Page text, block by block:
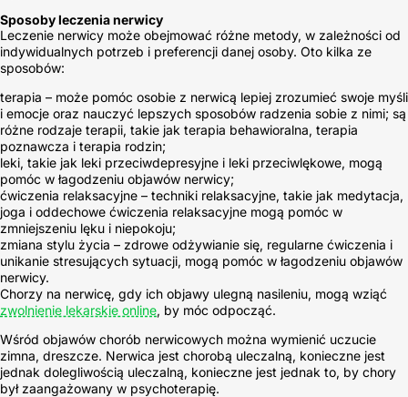
Sposoby leczenia nerwicy
Leczenie nerwicy może obejmować różne metody, w zależności od
indywidualnych potrzeb i preferencji danej osoby. Oto kilka ze
sposobów:
terapia – może pomóc osobie z nerwicą lepiej zrozumieć swoje myśli
i emocje oraz nauczyć lepszych sposobów radzenia sobie z nimi; są
różne rodzaje terapii, takie jak terapia behawioralna, terapia
poznawcza i terapia rodzin;
leki, takie jak leki przeciwdepresyjne i leki przeciwlękowe, mogą
pomóc w łagodzeniu objawów nerwicy;
ćwiczenia relaksacyjne – techniki relaksacyjne, takie jak medytacja,
joga i oddechowe ćwiczenia relaksacyjne mogą pomóc w
zmniejszeniu lęku i niepokoju;
zmiana stylu życia – zdrowe odżywianie się, regularne ćwiczenia i
unikanie stresujących sytuacji, mogą pomóc w łagodzeniu objawów
nerwicy.
Chorzy na nerwicę, gdy ich objawy ulegną nasileniu, mogą wziąć
zwolnienie lekarskie online, by móc odpocząć.
Wśród objawów chorób nerwicowych można wymienić uczucie
zimna, dreszcze. Nerwica jest chorobą uleczalną, konieczne jest
jednak dolegliwością uleczalną, konieczne jest jednak to, by chory
był zaangażowany w psychoterapię.